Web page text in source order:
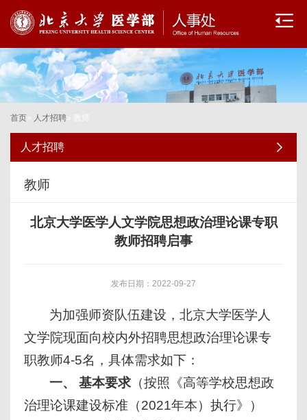
首页 人才招聘
人才招聘
教师
北京大学医学人文学院思想政治理论课专职
教师招聘启事
发布日期：2022-09-27
为加强师资队伍建设，北京大学医学人
文学院现面向校内外招聘思想政治理论课专
职教师4-5名，具体需求如下：
一、 基本要求 （按照《高等学校思想政
治理论课建设标准（2021年本）执行》）